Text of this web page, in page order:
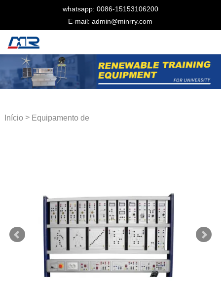
whatsapp: 0086-15153106200
E-mail: admin@minrry.com
Início> Equipamento de